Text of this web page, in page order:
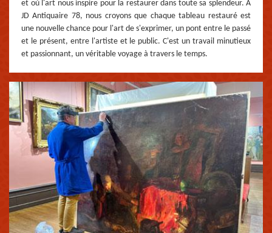
et où l'art nous inspire pour la restaurer dans toute sa splendeur. À
JD Antiquaire 78, nous croyons que chaque tableau restauré est
une nouvelle chance pour l'art de s'exprimer, un pont entre le passé
et le présent, entre l'artiste et le public. C'est un travail minutieux
et passionnant, un véritable voyage à travers le temps.